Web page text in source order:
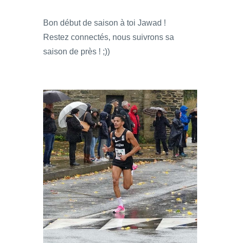
Bon début de saison à toi Jawad !
Restez connectés, nous suivrons sa
saison de près ! ;))